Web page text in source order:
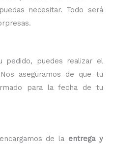
necesitar. Todo será
pedido, puedes realizar el
aseguramos de que tu
para la fecha de tu
de la entrega y